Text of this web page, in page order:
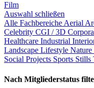
Film
Auswahl schließen
Alle Fachbereiche Aerial
Celebrity CGI / 3D
Healthcare Industrial
Landscape Lifestyle Nature
Social Projects Sports Stills
Nach Mitgliederstatus